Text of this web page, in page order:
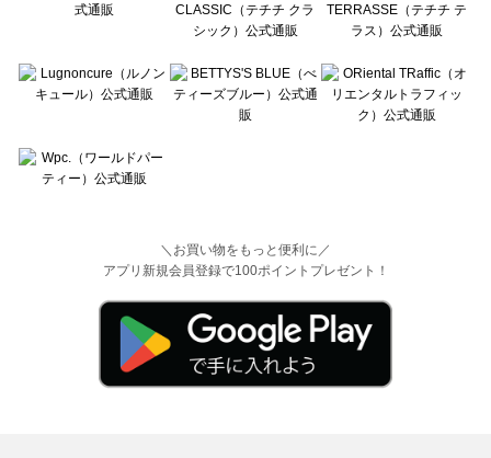
＼お買い物をもっと便利に／
アプリ新規会員登録で100ポイントプレゼント！